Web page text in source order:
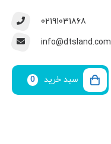
02191031868
info@dtsland.com
سبد خرید 0